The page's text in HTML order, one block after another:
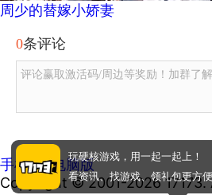
周少的替嫁小娇妻
0条评论
评论赢取激活码/周边等奖励！加群了
手机版|电脑版
Copyright © 2001-2026 17173.
玩硬核游戏，用一起一起上！
看资讯、找游戏、领礼包更方